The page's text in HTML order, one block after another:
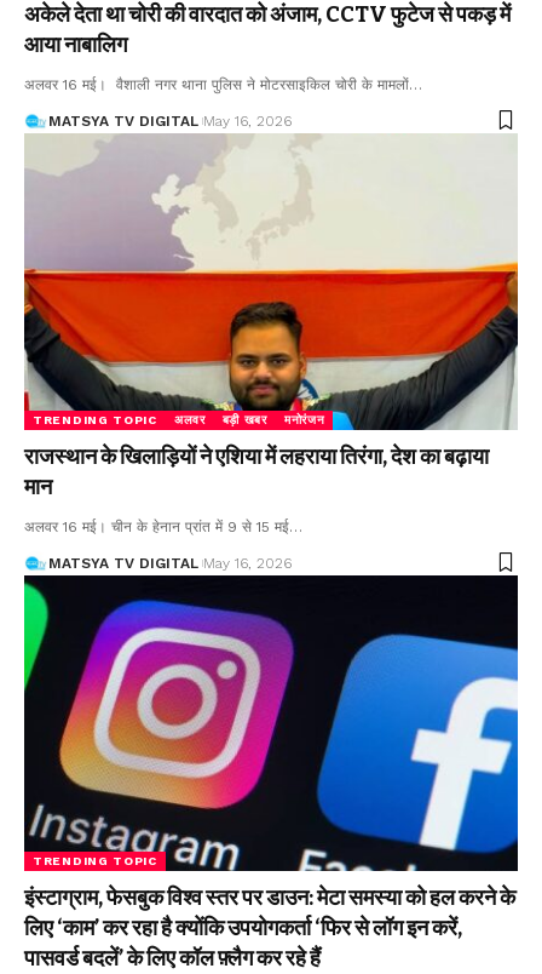
अकेले देता था चोरी की वारदात को अंजाम, CCTV फुटेज से पकड़ में
आया नाबालिग
अलवर 16 मई। वैशाली नगर थाना पुलिस ने मोटरसाइकिल चोरी के मामलों…
MATSYA TV DIGITAL May 16, 2026
TRENDING TOPIC अलवर बड़ी खबर मनोरंजन
राजस्थान के खिलाड़ियों ने एशिया में लहराया तिरंगा, देश का बढ़ाया
मान
अलवर 16 मई। चीन के हेनान प्रांत में 9 से 15 मई…
MATSYA TV DIGITAL May 16, 2026
TRENDING TOPIC
इंस्टाग्राम, फेसबुक विश्व स्तर पर डाउन: मेटा समस्या को हल करने के
लिए ‘काम’ कर रहा है क्योंकि उपयोगकर्ता ‘फिर से लॉग इन करें,
पासवर्ड बदलें’ के लिए कॉल फ़्लैग कर रहे हैं